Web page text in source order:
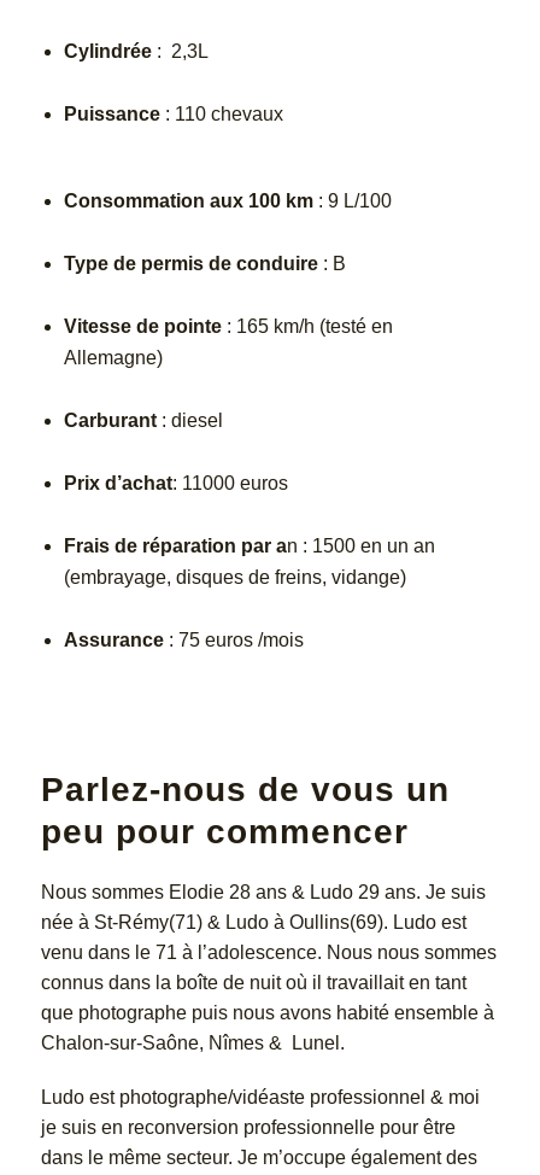
Cylindrée: 2,3L
Puissance: 110 chevaux
Consommation aux 100 km: 9 L/100
Type de permis de conduire: B
Vitesse de pointe: 165 km/h (testé en
Allemagne)
Carburant: diesel
Prix d’achat: 11000 euros
Frais de réparation par an : 1500 en un an
(embrayage, disques de freins, vidange)
Assurance: 75 euros /mois
Parlez-nous de vous un
peu pour commencer
Nous sommes Elodie 28 ans & Ludo 29 ans. Je suis
née à St-Rémy(71) & Ludo à Oullins(69). Ludo est
venu dans le 71 à l’adolescence. Nous nous sommes
connus dans la boîte de nuit où il travaillait en tant
que photographe puis nous avons habité ensemble à
Chalon-sur-Saône, Nîmes & Lunel.
Ludo est photographe/vidéaste professionnel & moi
je suis en reconversion professionnelle pour être
dans le même secteur. Je m’occupe également des